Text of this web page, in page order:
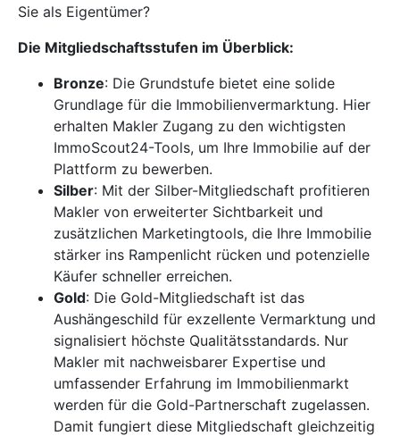
Sie als Eigentümer?
Die Mitgliedschaftsstufen im Überblick:
Bronze: Die Grundstufe bietet eine solide
Grundlage für die Immobilienvermarktung. Hier
erhalten Makler Zugang zu den wichtigsten
ImmoScout24-Tools, um Ihre Immobilie auf der
Plattform zu bewerben.
Silber: Mit der Silber-Mitgliedschaft profitieren
Makler von erweiterter Sichtbarkeit und
zusätzlichen Marketingtools, die Ihre Immobilie
stärker ins Rampenlicht rücken und potenzielle
Käufer schneller erreichen.
Gold: Die Gold-Mitgliedschaft ist das
Aushängeschild für exzellente Vermarktung und
signalisiert höchste Qualitätsstandards. Nur
Makler mit nachweisbarer Expertise und
umfassender Erfahrung im Immobilienmarkt
werden für die Gold-Partnerschaft zugelassen.
Damit fungiert diese Mitgliedschaft gleichzeitig